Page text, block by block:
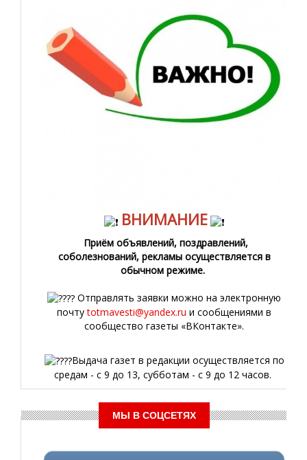
ВНИМАНИЕ
Приём объявлений, поздравлений,
соболезнований, рекламы осуществляется в
обычном режиме.
Отправлять заявки можно на электронную
почтуtotmavesti@yandex.ru и сообщениями в
сообщество газеты «ВКонтакте».
Выдача газет в редакции осуществляется по
средам - с 9 до 13, субботам - с 9 до 12 часов.
МЫ В СОЦСЕТЯХ